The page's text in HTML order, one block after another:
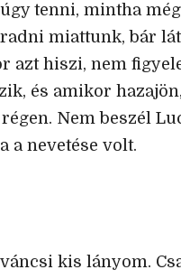
tenni, mintha
miattunk, bár
azt hiszi, nem
és amikor
Nem beszél
a nevetése volt.
kis lányom.